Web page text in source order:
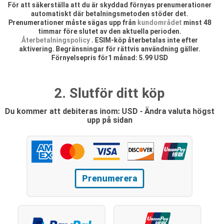
För att säkerställa att du är skyddad förnyas prenumerationer
automatiskt där betalningsmetoden stöder det.
Prenumerationer måste sägas upp från kundområdet minst 48
timmar före slutet av den aktuella perioden.
Återbetalningspolicy. ESIM-köp återbetalas inte efter
aktivering. Begränsningar för rättvis användning gäller.
Förnyelsepris för1 månad: 5.99 USD
2. Slutför ditt köp
Du kommer att debiteras inom: USD - Ändra valuta högst
upp på sidan
Prenumerera